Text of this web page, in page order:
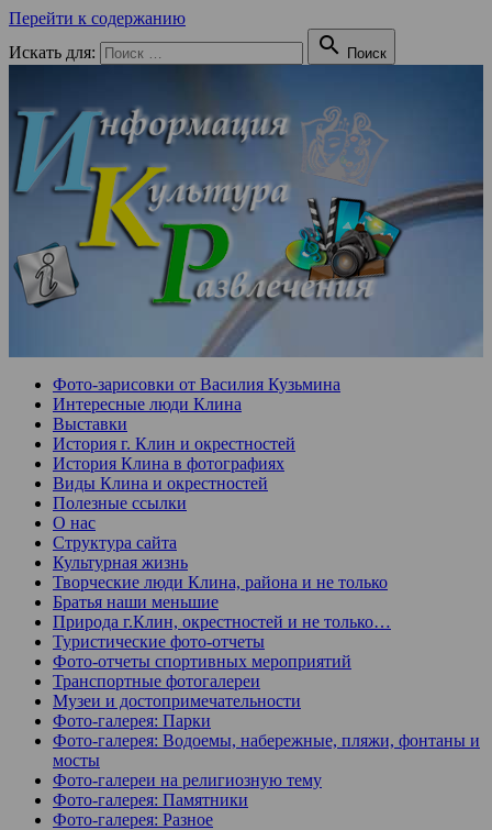
Перейти к содержанию
Искать для:
 Поиск
Фото-зарисовки от Василия Кузьмина
Интересные люди Клина
Выставки
История г. Клин и окрестностей
История Клина в фотографиях
Виды Клина и окрестностей
Полезные ссылки
О нас
Структура сайта
Культурная жизнь
Творческие люди Клина, района и не только
Братья наши меньшие
Природа г.Клин, окрестностей и не только…
Туристические фото-отчеты
Фото-отчеты спортивных мероприятий
Транспортные фотогалереи
Музеи и достопримечательности
Фото-галерея: Парки
Фото-галерея: Водоемы, набережные, пляжи, фонтаны и
мосты
Фото-галереи на религиозную тему
Фото-галерея: Памятники
Фото-галерея: Разное